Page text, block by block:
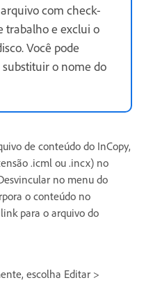
com check-
trabalho e exclui o
Você pode
o nome do
de conteúdo do InCopy,
.icml ou .incx) no
no menu do
o conteúdo no
para o arquivo do
escolha Editar >